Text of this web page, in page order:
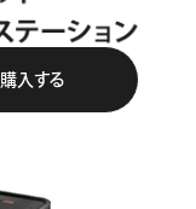
購入する